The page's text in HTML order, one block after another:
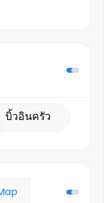
บิ้วอินครัว